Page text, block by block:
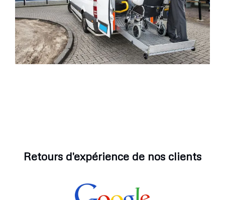
Retours d'expérience de nos clients